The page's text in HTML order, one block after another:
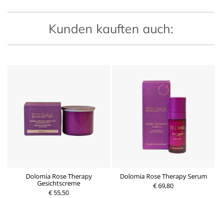
Kunden kauften auch:
Dolomia Rose Therapy
Gesichtscreme
€ 55,50
Dolomia Rose Therapy Serum
€ 69,80